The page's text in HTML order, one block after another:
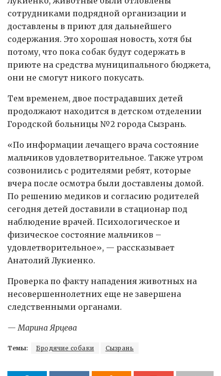
сотрудниками подрядной организации и
доставлены в приют для дальнейшего
содержания. Это хорошая новость, хотя бы
потому, что пока собак будут содержать в
приюте на средства муниципального бюджета,
они не смогут никого покусать.
Тем временем, двое пострадавших детей
продолжают находится в детском отделении
Городской больницы №2 города Сызрань.
«По информации лечащего врача состояние
мальчиков удовлетворительное. Также утром
созвонились с родителями ребят, которые
вчера после осмотра были доставлены домой.
По решению медиков и согласию родителей
сегодня детей доставили в стационар под
наблюдение врачей. Психологическое и
физическое состояние мальчиков –
удовлетворительное», — рассказывает
Анатолий Лукиенко.
Проверка по факту нападения животных на
несовершеннолетних еще не завершена
следственными органами.
— Марина Ярцева
Темы: Бродячие собаки Сызрань